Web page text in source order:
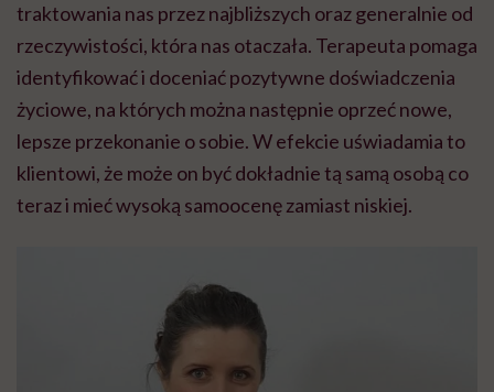
traktowania nas przez najbliższych oraz generalnie od
rzeczywistości, która nas otaczała. Terapeuta pomaga
identyfikować i doceniać pozytywne doświadczenia
życiowe, na których można następnie oprzeć nowe,
lepsze przekonanie o sobie. W efekcie uświadamia to
klientowi, że może on być dokładnie tą samą osobą co
teraz i mieć wysoką samoocenę zamiast niskiej.